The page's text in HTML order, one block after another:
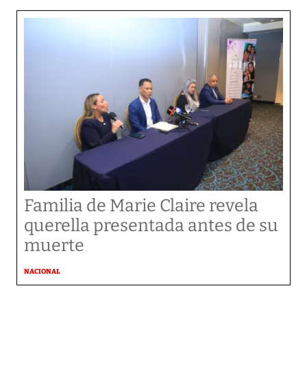
Familia de Marie Claire revela
querella presentada antes de su
muerte
NACIONAL